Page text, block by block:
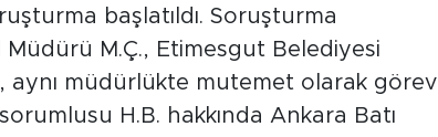
başlatıldı. Soruşturma
Müdürü M.Ç., Etimesgut Belediyesi
aynı müdürlükte mutemet olarak görev
H.B. hakkında Ankara Batı